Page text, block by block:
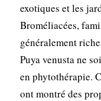
exotiques et les
Broméliacées,
généralement
Puya venusta ne
en phytothérapie.
ont montré des